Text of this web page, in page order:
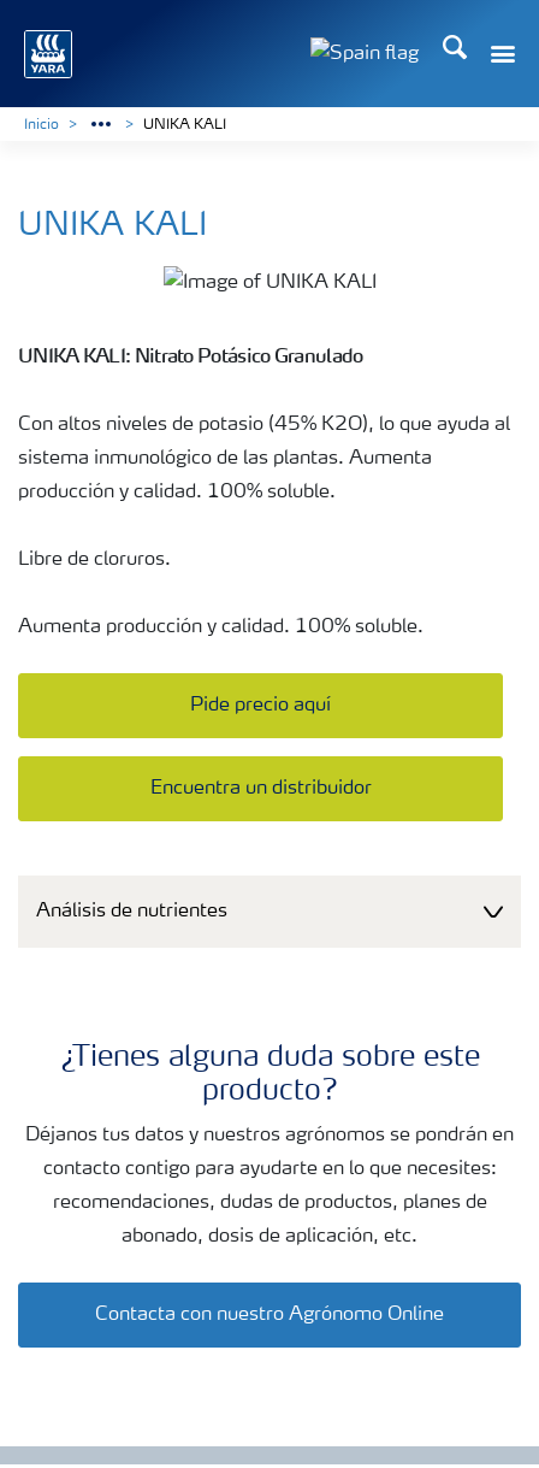
Buscar
Inicio UNIKA KALI
UNIKA KALI
UNIKA KALI: Nitrato Potásico Granulado
Con altos niveles de potasio (45% K2O), lo que ayuda al
sistema inmunológico de las plantas. Aumenta
producción y calidad. 100% soluble.
Libre de cloruros.
Aumenta producción y calidad. 100% soluble.
Pide precio aquí
Encuentra un distribuidor
Análisis de nutrientes
¿Tienes alguna duda sobre este
producto?
Déjanos tus datos y nuestros agrónomos se pondrán en
contacto contigo para ayudarte en lo que necesites:
recomendaciones, dudas de productos, planes de
abonado, dosis de aplicación, etc.
Contacta con nuestro Agrónomo Online